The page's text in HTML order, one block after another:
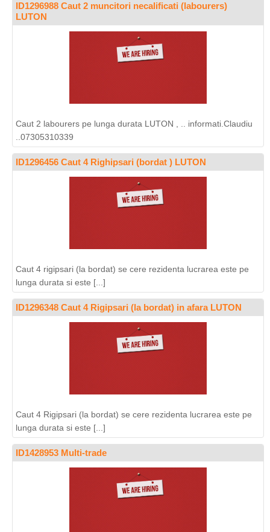
ID1296988 Caut 2 muncitori necalificati (labourers)
LUTON
Caut 2 labourers pe lunga durata LUTON , .. informati.Claudiu
..07305310339
ID1296456 Caut 4 Righipsari (bordat ) LUTON
Caut 4 rigipsari (la bordat) se cere rezidenta lucrarea este pe
lunga durata si este [...]
ID1296348 Caut 4 Rigipsari (la bordat) in afara LUTON
Caut 4 Rigipsari (la bordat) se cere rezidenta lucrarea este pe
lunga durata si este [...]
ID1428953 Multi-trade